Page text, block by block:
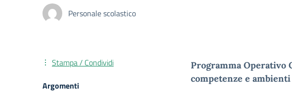
Personale scolastico
Programma Operativo
competenze e
Stampa / Condividi
Argomenti